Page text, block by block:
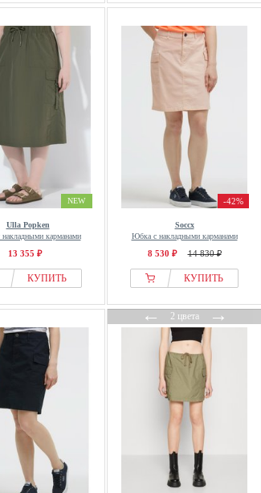
NEW
Ulla Popken
карманами
13 355 ₽
КУПИТЬ
-42%
Soccx
Юбка с накладными карманами
8 530 ₽ 14 830 ₽
КУПИТЬ
←2 цвета→